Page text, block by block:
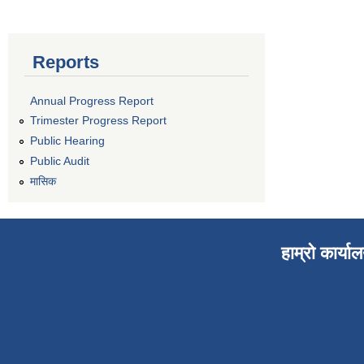
Reports
Annual Progress Report
Trimester Progress Report
Public Hearing
Public Audit
मासिक
हाम्रो